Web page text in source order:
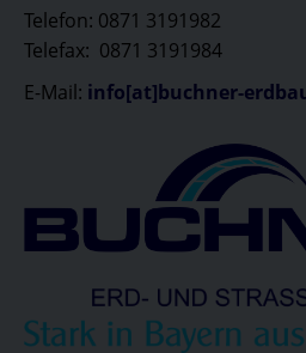
Telefon: 0871 3191982
Telefax: 0871 3191984
E-Mail: info[at]buchner-